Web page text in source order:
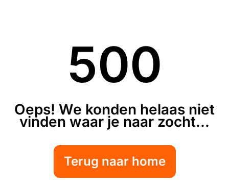
500
Oeps! We konden helaas niet
vinden waar je naar zocht...
Terug naar home